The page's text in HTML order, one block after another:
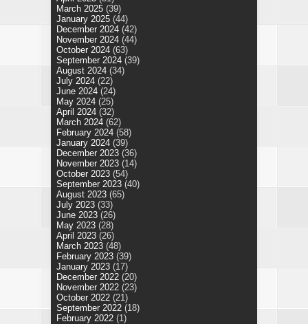
March 2025 (39)
January 2025 (44)
December 2024 (42)
November 2024 (44)
October 2024 (63)
September 2024 (39)
August 2024 (34)
July 2024 (22)
June 2024 (24)
May 2024 (25)
April 2024 (32)
March 2024 (62)
February 2024 (58)
January 2024 (39)
December 2023 (36)
November 2023 (14)
October 2023 (54)
September 2023 (40)
August 2023 (65)
July 2023 (33)
June 2023 (26)
May 2023 (28)
April 2023 (26)
March 2023 (48)
February 2023 (39)
January 2023 (17)
December 2022 (20)
November 2022 (23)
October 2022 (21)
September 2022 (18)
February 2022 (1)